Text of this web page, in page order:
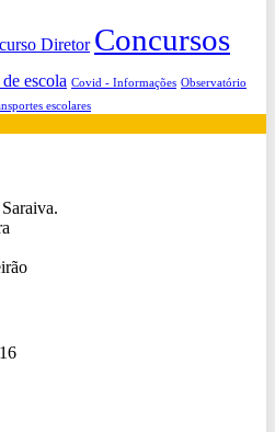
Diretor Concursos
escola Covid - Informações Observatório
escolares